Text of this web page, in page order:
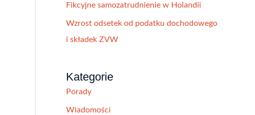
Fikcyjne samozatrudnienie w Holandii
Wzrost odsetek od podatku dochodowego
i składek ZVW
Kategorie
Porady
Wiadomości